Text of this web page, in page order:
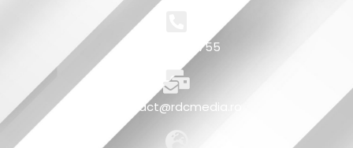
+4 0721 511 755
contact@rdcmedia.ro